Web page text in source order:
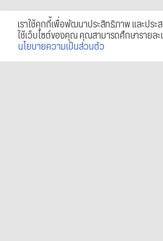
เราใช้คุกกี้เพื่อพัฒนาประสิทธิภาพ และปร
ใช้เว็บไซต์ของคุณ คุณสามารถศึกษารายละ
นโยบายความเป็นส่วนตัว